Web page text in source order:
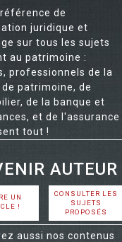
de
juridique et
sur tous les sujets
au patrimoine :
professionnels de la
patrimoine, de
de la banque et
et de l'assurance
tout !
AUTEUR
UN
!
CONSULTER LES
SUJETS
PROPOSÉS
aussi nos contenus